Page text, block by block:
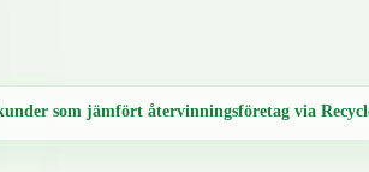
som jämfört återvinningsföretag via